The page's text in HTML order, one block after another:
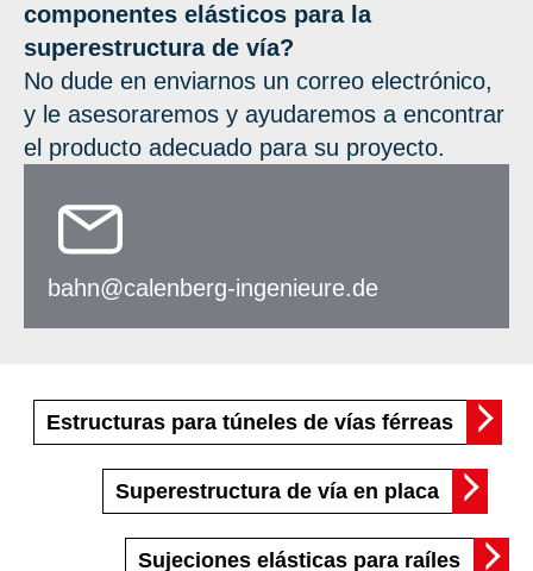
componentes elásticos para la
superestructura de vía?
No dude en enviarnos un correo electrónico,
y le asesoraremos y ayudaremos a encontrar
el producto adecuado para su proyecto.
bahn@calenberg-ingenieure.de
Estructuras para túneles de vías férreas
Superestructura de vía en placa
Sujeciones elásticas para raíles